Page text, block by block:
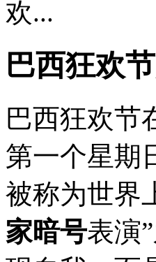
欢...
巴西狂欢
巴西狂欢节
第一个星期
被称为世界
家暗号表演